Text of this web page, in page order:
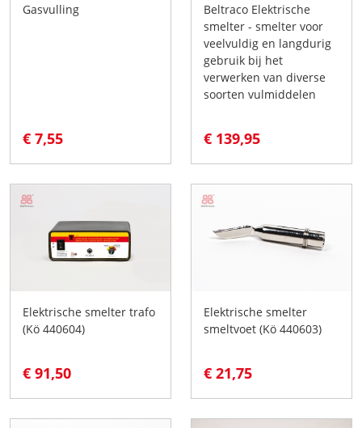
Gasvulling
€ 7,55
Beltraco Elektrische
smelter - smelter voor
veelvuldig en langdurig
gebruik bij het
verwerken van diverse
soorten vulmiddelen
€ 139,95
Elektrische smelter trafo
(Kö 440604)
€ 91,50
Elektrische smelter
smeltvoet (Kö 440603)
€ 21,75